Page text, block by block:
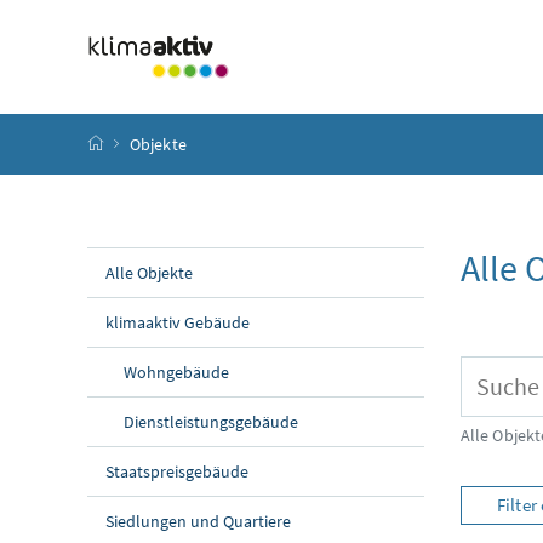
Startseite
Objekte
Alle Objekte
klimaaktiv Gebäude
Wohngebäude
Dienstleistungsgebäude
Staatspreisgebäude
Siedlungen und Quartiere
Alle
Alle
Filter